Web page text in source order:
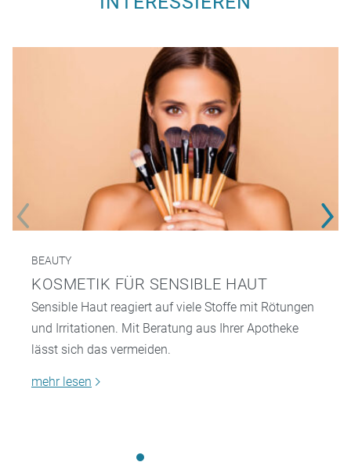
BEAUTY
KOSMETIK FÜR SENSIBLE HAUT
Sensible Haut reagiert auf viele Stoffe mit Rötungen
und Irritationen. Mit Beratung aus Ihrer Apotheke
lässt sich das vermeiden.
mehr lesen